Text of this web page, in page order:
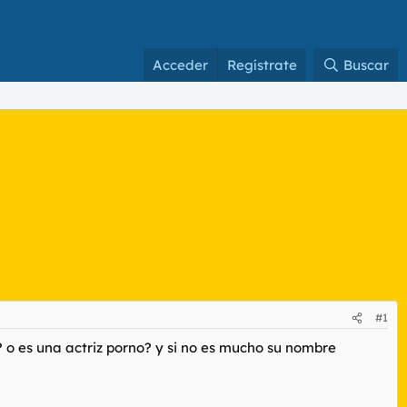
Acceder Regístrate Buscar
#1
es una actriz porno? y si no es mucho su nombre